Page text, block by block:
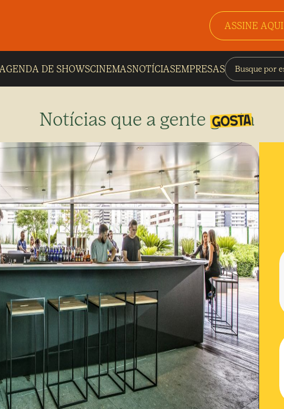
ASSINE AQUI
AGENDA DE SHOWSCINEMASNOTÍCIASEMPRESAS
Notícias que a gente gosta